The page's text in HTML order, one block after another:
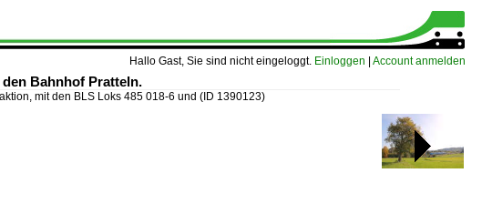
Hallo Gast, Sie sind nicht eingeloggt. Einloggen Account anmelden
den Bahnhof Pratteln.
mit den BLS Loks 485 018-6 und (ID 1390123)